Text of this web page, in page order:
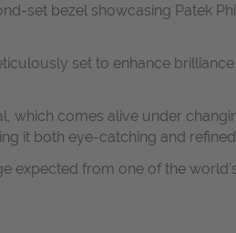
set bezel showcasing Patek
set to enhance
which comes alive under
it both eye-catching and
expected from one of the